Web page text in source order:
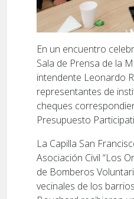
En un encuentro
Sala de Prensa de la
intendente Leonardo
representantes de
cheques
Presupuesto
La Capilla San
Asociación Civil “Los
de Bomberos
vecinales de los